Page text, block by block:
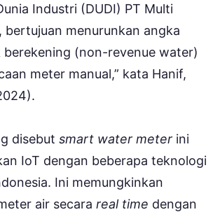
Industri (DUDI) PT Multi
bertujuan menurunkan angka
berekening (non-revenue water)
meter manual,” kata Hanif,
disebut smart water meter ini
IoT dengan beberapa teknologi
Ini memungkinkan
air secara real time dengan